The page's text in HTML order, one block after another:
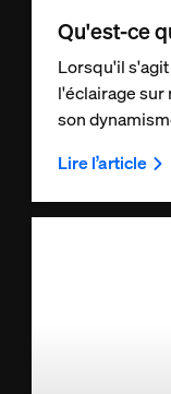
Qu'est-ce
Lorsqu'il
l'éclairage sur
son
Lire l’article